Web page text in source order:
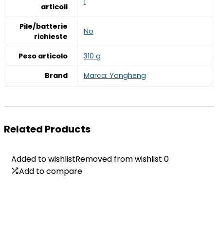
articoli
Pile/batterie
richieste
‎No
Peso articolo
‎310 g
Brand
Marca: Yongheng
Related Products
Added to wishlistRemoved from wishlist 0
Add to compare
Added to wishlistRemoved from wishlist 0
Add to compare